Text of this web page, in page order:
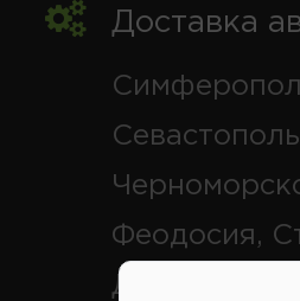
Доставка
Феодосия,
Джанкой.